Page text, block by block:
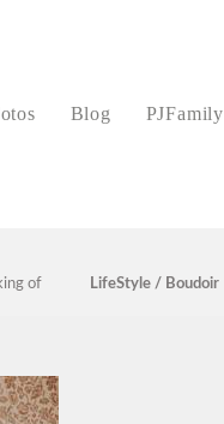
Blog PJFamily
of LifeStyle / Boudoir